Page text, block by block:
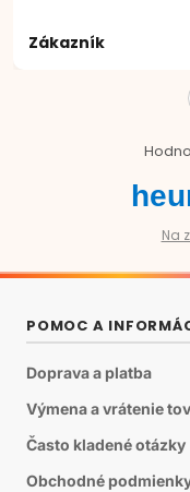
Zákazník
Na
POMOC A
Doprava a platba
Výmena a vrátenie
Často kladené otázky
Obchodné